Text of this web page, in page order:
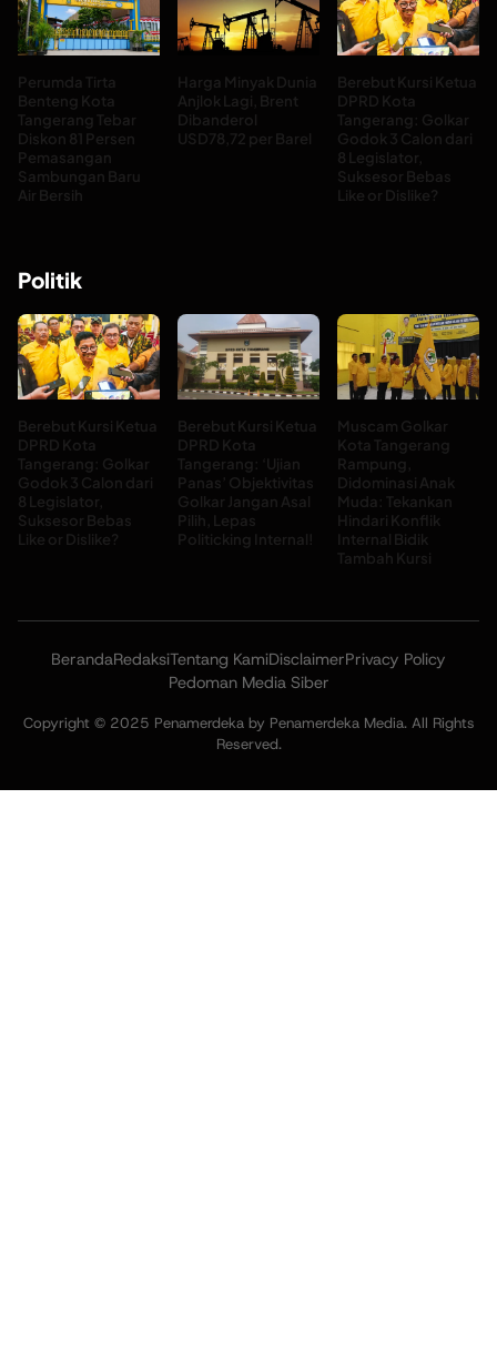
Perumda Tirta
Benteng Kota
Tangerang Tebar
Diskon 81 Persen
Pemasangan
Sambungan Baru
Air Bersih
Harga Minyak Dunia
Anjlok Lagi, Brent
Dibanderol
USD78,72 per Barel
Berebut Kursi Ketua
DPRD Kota
Tangerang: Golkar
Godok 3 Calon dari
8 Legislator,
Suksesor Bebas
Like or Dislike?
Politik
Berebut Kursi Ketua
DPRD Kota
Tangerang: Golkar
Godok 3 Calon dari
8 Legislator,
Suksesor Bebas
Like or Dislike?
Berebut Kursi Ketua
DPRD Kota
Tangerang: ‘Ujian
Panas’ Objektivitas
Golkar Jangan Asal
Pilih, Lepas
Politicking Internal!
Muscam Golkar
Kota Tangerang
Rampung,
Didominasi Anak
Muda: Tekankan
Hindari Konflik
Internal Bidik
Tambah Kursi
BerandaRedaksiTentang KamiDisclaimerPrivacy Policy
Pedoman Media Siber
Copyright © 2025 Penamerdeka by Penamerdeka Media. All Rights
Reserved.